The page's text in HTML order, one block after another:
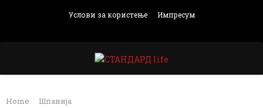
Услови за користење Импресум
PRIMARY
Home Шпанија